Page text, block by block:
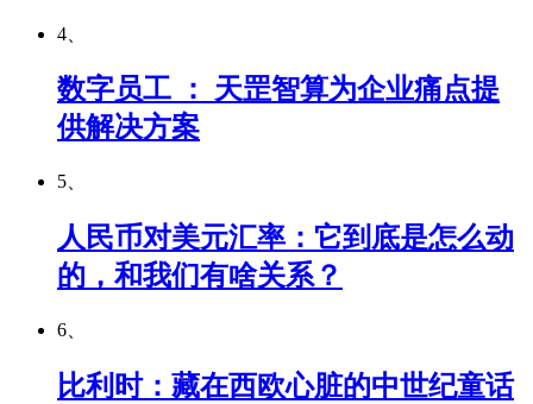
4、
数字员工 ： 天罡智算为企业痛点提
供解决方案
5、
人民币对美元汇率：它到底是怎么动
的，和我们有啥关系？
6、
比利时：藏在西欧心脏的中世纪童话